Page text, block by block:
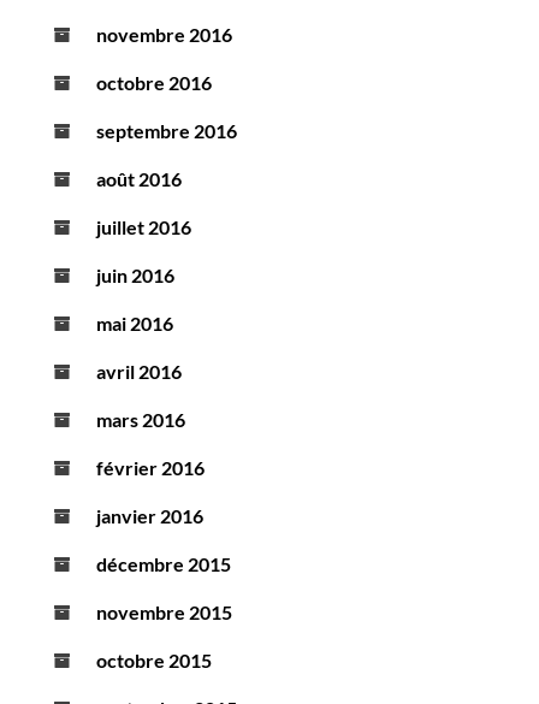
novembre 2016
octobre 2016
septembre 2016
août 2016
juillet 2016
juin 2016
mai 2016
avril 2016
mars 2016
février 2016
janvier 2016
décembre 2015
novembre 2015
octobre 2015